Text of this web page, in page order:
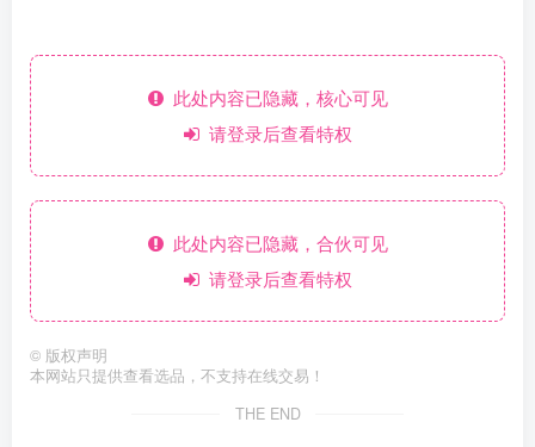
此处内容已隐藏，核心可见
请登录后查看特权
此处内容已隐藏，合伙可见
请登录后查看特权
© 版权声明
本网站只提供查看选品，不支持在线交易！
THE END